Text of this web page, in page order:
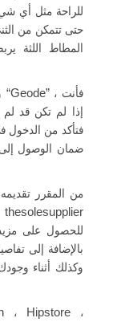
حتى تتمكن من
المطاط اللثة
فتأكد من الدخول
بالإضافة إلى